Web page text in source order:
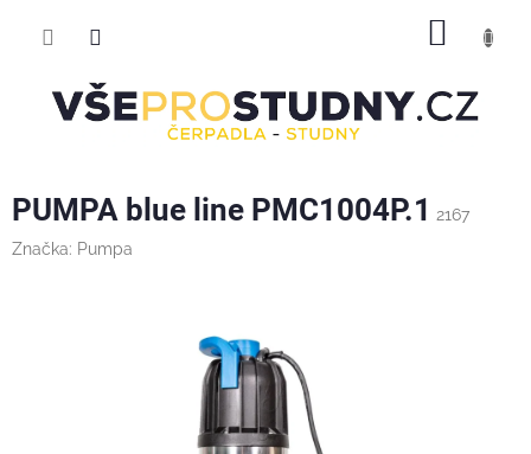
PUMPA blue line PMC1004P.1 2167
Značka: Pumpa